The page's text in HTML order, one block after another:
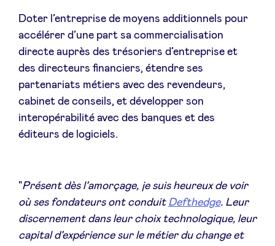
Pooling Services
Sponsors
Privacy Policy
My Portofolio
Accès Dealflow investisseur
Doter l’entreprise de moyens additionnels pour
accélérer d’une part sa commercialisation
directe auprès des trésoriers d’entreprise et
des directeurs financiers, étendre ses
partenariats métiers avec des revendeurs,
cabinet de conseils, et développer son
interopérabilité avec des banques et des
éditeurs de logiciels.
"Présent dès l’amorçage, je suis heureux de voir
où ses fondateurs ont conduit Defthedge. Leur
discernement dans leur choix technologique, leur
capital d’expérience sur le métier du change et